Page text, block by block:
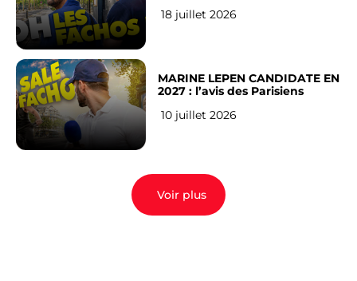
18 juillet 2026
MARINE LEPEN CANDIDATE EN
2027 : l’avis des Parisiens
10 juillet 2026
Voir plus